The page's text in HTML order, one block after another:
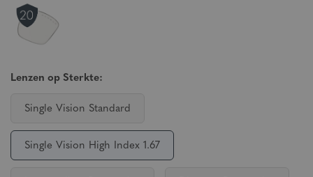
Lenzen op Sterkte:
Single Vision Standard
Single Vision High Index 1.67